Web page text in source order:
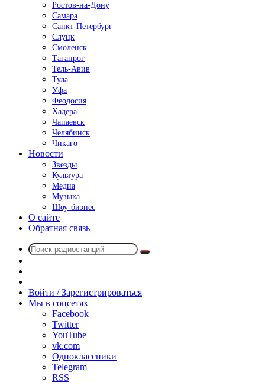
Ростов-на-Дону
Самара
Санкт-Петербург
Слуцк
Смоленск
Таганрог
Тель-Авив
Тула
Уфа
Феодосия
Хадера
Чапаевск
Челябинск
Чикаго
Новости
Звезды
Культура
Медиа
Музыка
Шоу-бизнес
О сайте
Обратная связь
Поиск
радио
Войти / Зарегистрироваться
Мы в соцсетях
Facebook
Twitter
YouTube
vk.com
Одноклассники
Telegram
RSS